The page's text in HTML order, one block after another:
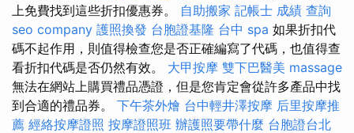
上免費找到這些折扣優惠券。 自助搬家 記帳士 成績 查詢
seo company 護照換發 台胞證基隆 台中 spa 如果折扣代
碼不起作用，則值得檢查您是否正確編寫了代碼，也值得查
看折扣代碼是否仍然有效。 大甲按摩 雙下巴醫美 massage
無法在網站上購買禮品憑證，但是您肯定會從許多產品中找
到合適的禮品券。 下午茶外燴 台中輕井澤按摩 后里按摩推
薦 經絡按摩證照 按摩證照班 辦護照要帶什麼 台胞證台北